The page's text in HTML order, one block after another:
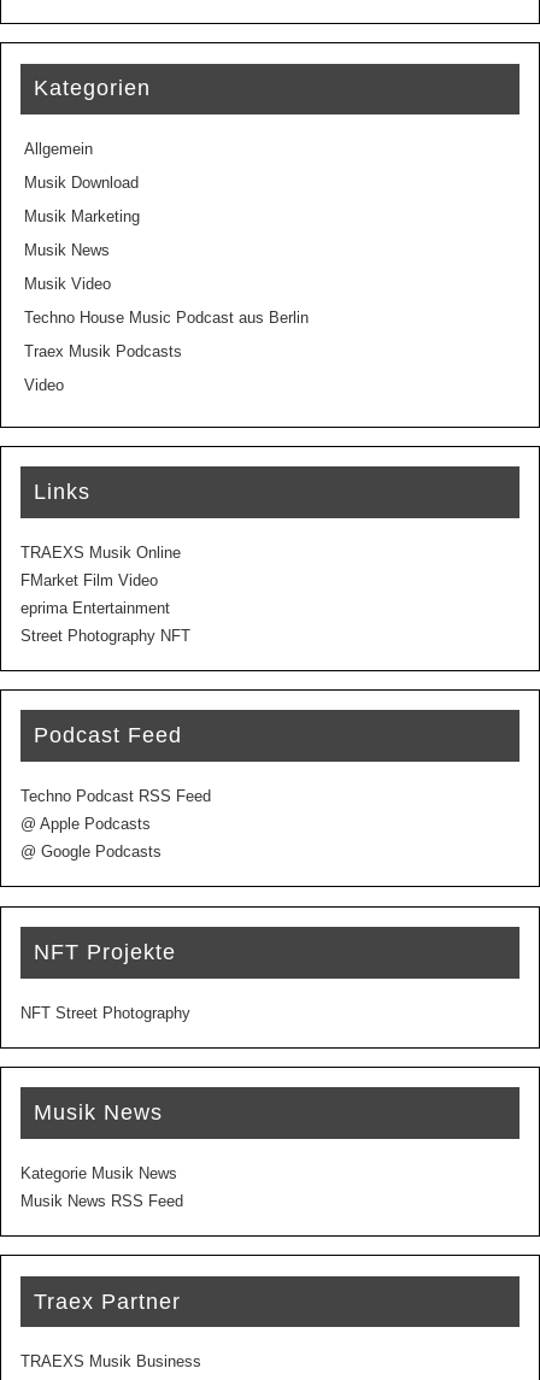
Kategorien
Allgemein
Musik Download
Musik Marketing
Musik News
Musik Video
Techno House Music Podcast aus Berlin
Traex Musik Podcasts
Video
Links
TRAEXS Musik Online
FMarket Film Video
eprima Entertainment
Street Photography NFT
Podcast Feed
Techno Podcast RSS Feed
@ Apple Podcasts
@ Google Podcasts
NFT Projekte
NFT Street Photography
Musik News
Kategorie Musik News
Musik News RSS Feed
Traex Partner
TRAEXS Musik Business